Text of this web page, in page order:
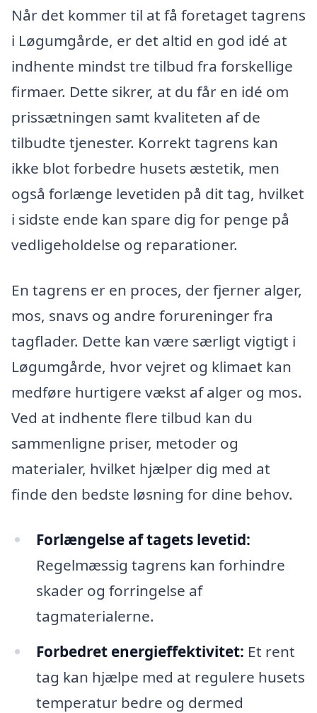
Når det kommer til at få foretaget tagrens
i Løgumgårde, er det altid en god idé at
indhente mindst tre tilbud fra forskellige
firmaer. Dette sikrer, at du får en idé om
prissætningen samt kvaliteten af de
tilbudte tjenester. Korrekt tagrens kan
ikke blot forbedre husets æstetik, men
også forlænge levetiden på dit tag, hvilket
i sidste ende kan spare dig for penge på
vedligeholdelse og reparationer.
En tagrens er en proces, der fjerner alger,
mos, snavs og andre forureninger fra
tagflader. Dette kan være særligt vigtigt i
Løgumgårde, hvor vejret og klimaet kan
medføre hurtigere vækst af alger og mos.
Ved at indhente flere tilbud kan du
sammenligne priser, metoder og
materialer, hvilket hjælper dig med at
finde den bedste løsning for dine behov.
Forlængelse af tagets levetid:
Regelmæssig tagrens kan forhindre
skader og forringelse af
tagmaterialerne.
Forbedret energieffektivitet: Et rent
tag kan hjælpe med at regulere husets
temperatur bedre og dermed